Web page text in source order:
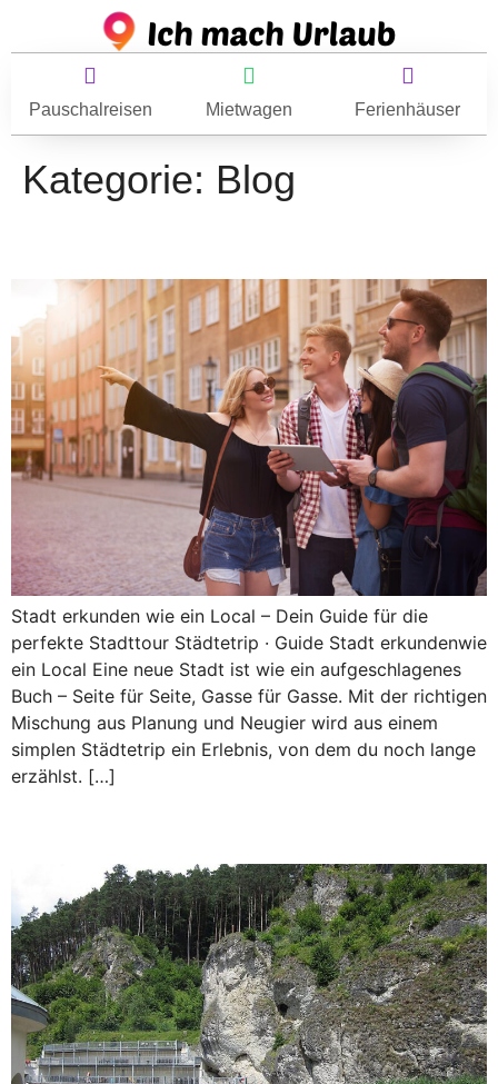
Pauschalreisen Mietwagen Ferienhäuser
Kategorie: Blog
Stadt erkunden wie ein Local – Dein Guide für die
perfekte Stadttour Städtetrip · Guide Stadt erkundenwie
ein Local Eine neue Stadt ist wie ein aufgeschlagenes
Buch – Seite für Seite, Gasse für Gasse. Mit der richtigen
Mischung aus Planung und Neugier wird aus einem
simplen Städtetrip ein Erlebnis, von dem du noch lange
erzählst. […]